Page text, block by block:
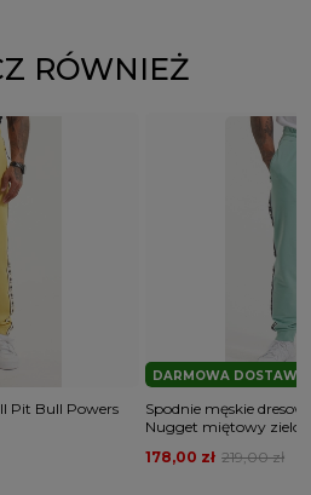
RÓWNIEŻ
Pit Bull Powers
DARMOWA DOSTAWA
Spodnie męskie
Nugget miętowy
219,00 zł
178,00 zł